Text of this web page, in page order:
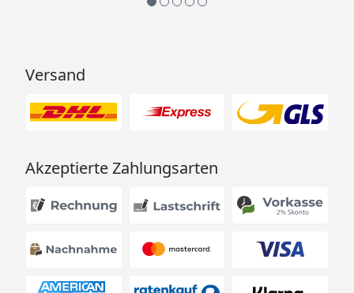
5 m
Montageanleitung &
Ubbink Wasserfall
Versand
Akzeptierte Zahlungsarten